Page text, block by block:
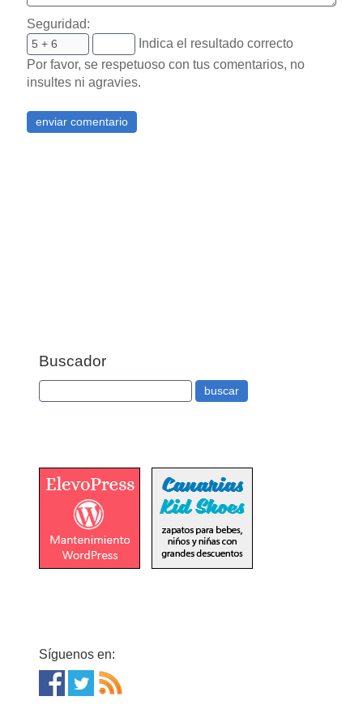
Seguridad:
Indica el resultado correcto
Por favor, se respetuoso con tus comentarios, no
insultes ni agravies.
Buscador
Síguenos en: